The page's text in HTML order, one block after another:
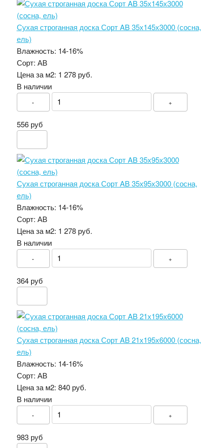
Сухая строганная доска Сорт AB 35х145х3000 (сосна,
ель)
Влажность: 14-16%
Сорт: АВ
Цена за м2: 1 278 руб.
В наличии
- +
556 руб
Сухая строганная доска Сорт AB 35х95х3000 (сосна,
ель)
Влажность: 14-16%
Сорт: АВ
Цена за м2: 1 278 руб.
В наличии
- +
364 руб
Сухая строганная доска Сорт AB 21х195х6000 (сосна,
ель)
Влажность: 14-16%
Сорт: АВ
Цена за м2: 840 руб.
В наличии
- +
983 руб